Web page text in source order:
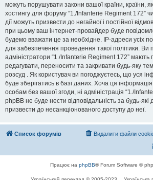
можуть порушувати закони вашої країни, країни,
хостингу для форуму “1./Infanterie Regiment 172”
дії можуть призвести до негайної і постійної
при цьому ваш інтернет-провайдер буде
будемо вважати це за необхідне. IP-адреси усіх
для забезпечення проведення такої політики. Ви
адміністратори “1./Infanterie Regiment 172” мають
редагувати, переносити та закривати будь-яку
розсуд . Як користувач ви погоджуєтесь, що уся
буде зберігатись в базі даних. Хоча ця
особам без вашої згоди, ні адміністрація “1./
phpBB не буде нести відповідальність за будь-які
призвести до несанкціонованого доступу до неї.
Список форумів Видалити файли
Працює на phpBB® Forum Software ©